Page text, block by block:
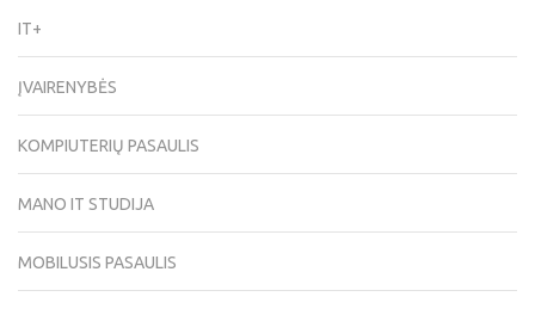
IT+
ĮVAIRENYBĖS
KOMPIUTERIŲ PASAULIS
MANO IT STUDIJA
MOBILUSIS PASAULIS